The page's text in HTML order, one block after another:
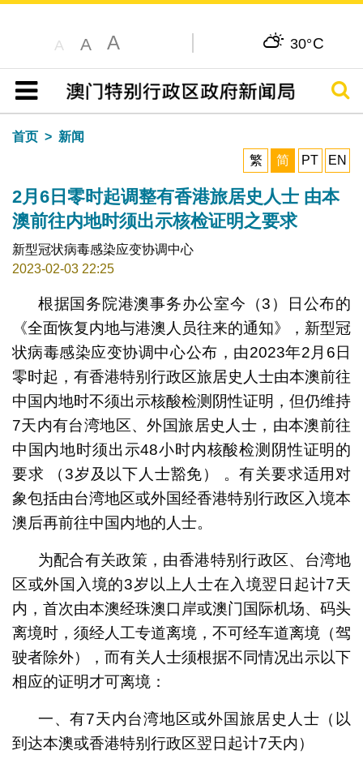
A A A 30°C
目录
搜寻
首页
新闻
繁
简 PT EN
2月6日零时起调整有香港旅居史人士 由本
澳前往内地时须出示核检证明之要求
新型冠状病毒感染应变协调中心
2023-02-03 22:25
根据国务院港澳事务办公室今（3）日公布的
《全面恢复内地与港澳人员往来的通知》，新型冠
状病毒感染应变协调中心公布，由2023年2月6日
零时起，有香港特别行政区旅居史人士由本澳前往
中国内地时不须出示核酸检测阴性证明，但仍维持
7天内有台湾地区、外国旅居史人士，由本澳前往
中国内地时须出示48小时内核酸检测阴性证明的
要求 （3岁及以下人士豁免） 。有关要求适用对
象包括由台湾地区或外国经香港特别行政区入境本
澳后再前往中国内地的人士。
为配合有关政策，由香港特别行政区、台湾地
区或外国入境的3岁以上人士在入境翌日起计7天
内，首次由本澳经珠澳口岸或澳门国际机场、码头
离境时，须经人工专道离境，不可经车道离境（驾
驶者除外），而有关人士须根据不同情况出示以下
相应的证明才可离境：
一、有7天内台湾地区或外国旅居史人士（以
到达本澳或香港特别行政区翌日起计7天内）